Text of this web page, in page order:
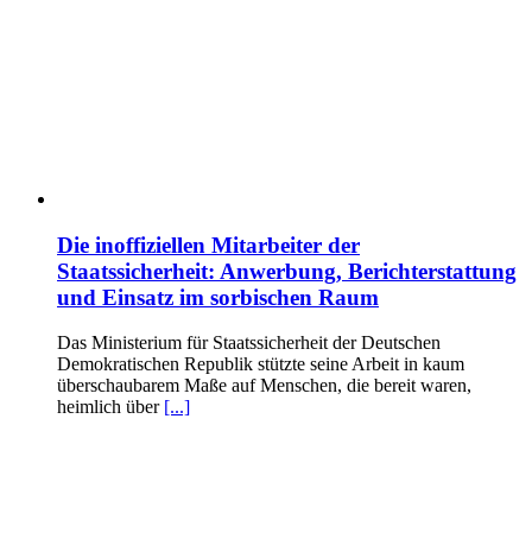
Die inoffiziellen Mitarbeiter der
Staatssicherheit: Anwerbung, Berichterstattung
und Einsatz im sorbischen Raum
Das Ministerium für Staatssicherheit der Deutschen
Demokratischen Republik stützte seine Arbeit in kaum
überschaubarem Maße auf Menschen, die bereit waren,
heimlich über [...]